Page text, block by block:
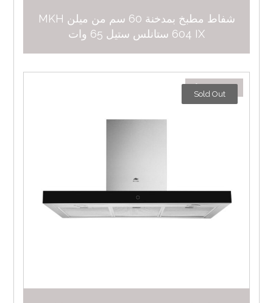
شفاط مطبخ بمدخنة 60 سم من ميلن MKH
604 IX ستانلس ستيل 65 وات
٨٩١,٠٠ د.إ
Sold Out